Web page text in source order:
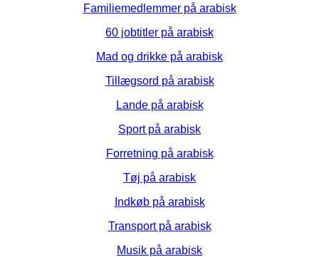
Familiemedlemmer på arabisk
60 jobtitler på arabisk
Mad og drikke på arabisk
Tillægsord på arabisk
Lande på arabisk
Sport på arabisk
Forretning på arabisk
Tøj på arabisk
Indkøb på arabisk
Transport på arabisk
Musik på arabisk